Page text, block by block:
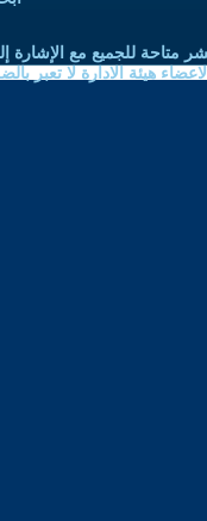
متاحة للجميع مع الإشارة
هيئة الادارة لا تعبر